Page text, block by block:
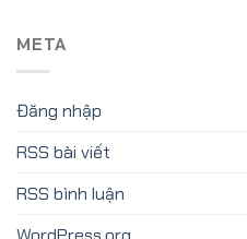
META
Đăng nhập
RSS bài viết
RSS bình luận